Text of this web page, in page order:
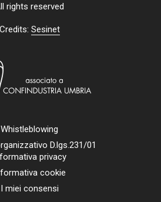
rights reserved
Credits: Sesinet
Whistleblowing
D.lgs.231/01
privacy
cookie
I miei consensi